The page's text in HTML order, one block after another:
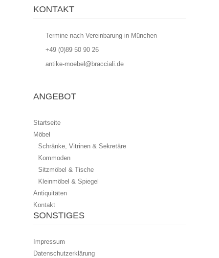
BIEDERMEIER SPIEGEL
KONTAKT
Termine nach Vereinbarung in München
+49 (0)89 50 90 26
antike-moebel@bracciali.de
ANGEBOT
Startseite
Möbel
Schränke, Vitrinen & Sekretäre
Kommoden
Sitzmöbel & Tische
Kleinmöbel & Spiegel
Antiquitäten
Kontakt
SONSTIGES
Impressum
Datenschutzerklärung